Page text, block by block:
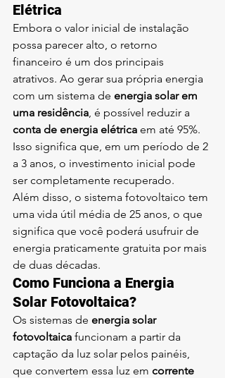
Elétrica
Embora o valor inicial de instalação
possa parecer alto, o retorno
financeiro é um dos principais
atrativos. Ao gerar sua própria energia
com um sistema de energia solar em
uma residência, é possível reduzir a
conta de energia elétrica em até 95%.
Isso significa que, em um período de 2
a 3 anos, o investimento inicial pode
ser completamente recuperado.
Além disso, o sistema fotovoltaico tem
uma vida útil média de 25 anos, o que
significa que você poderá usufruir de
energia praticamente gratuita por mais
de duas décadas.
Como Funciona a Energia
Solar Fotovoltaica?
Os sistemas de energia solar
fotovoltaica funcionam a partir da
captação da luz solar pelos painéis,
que convertem essa luz em corrente